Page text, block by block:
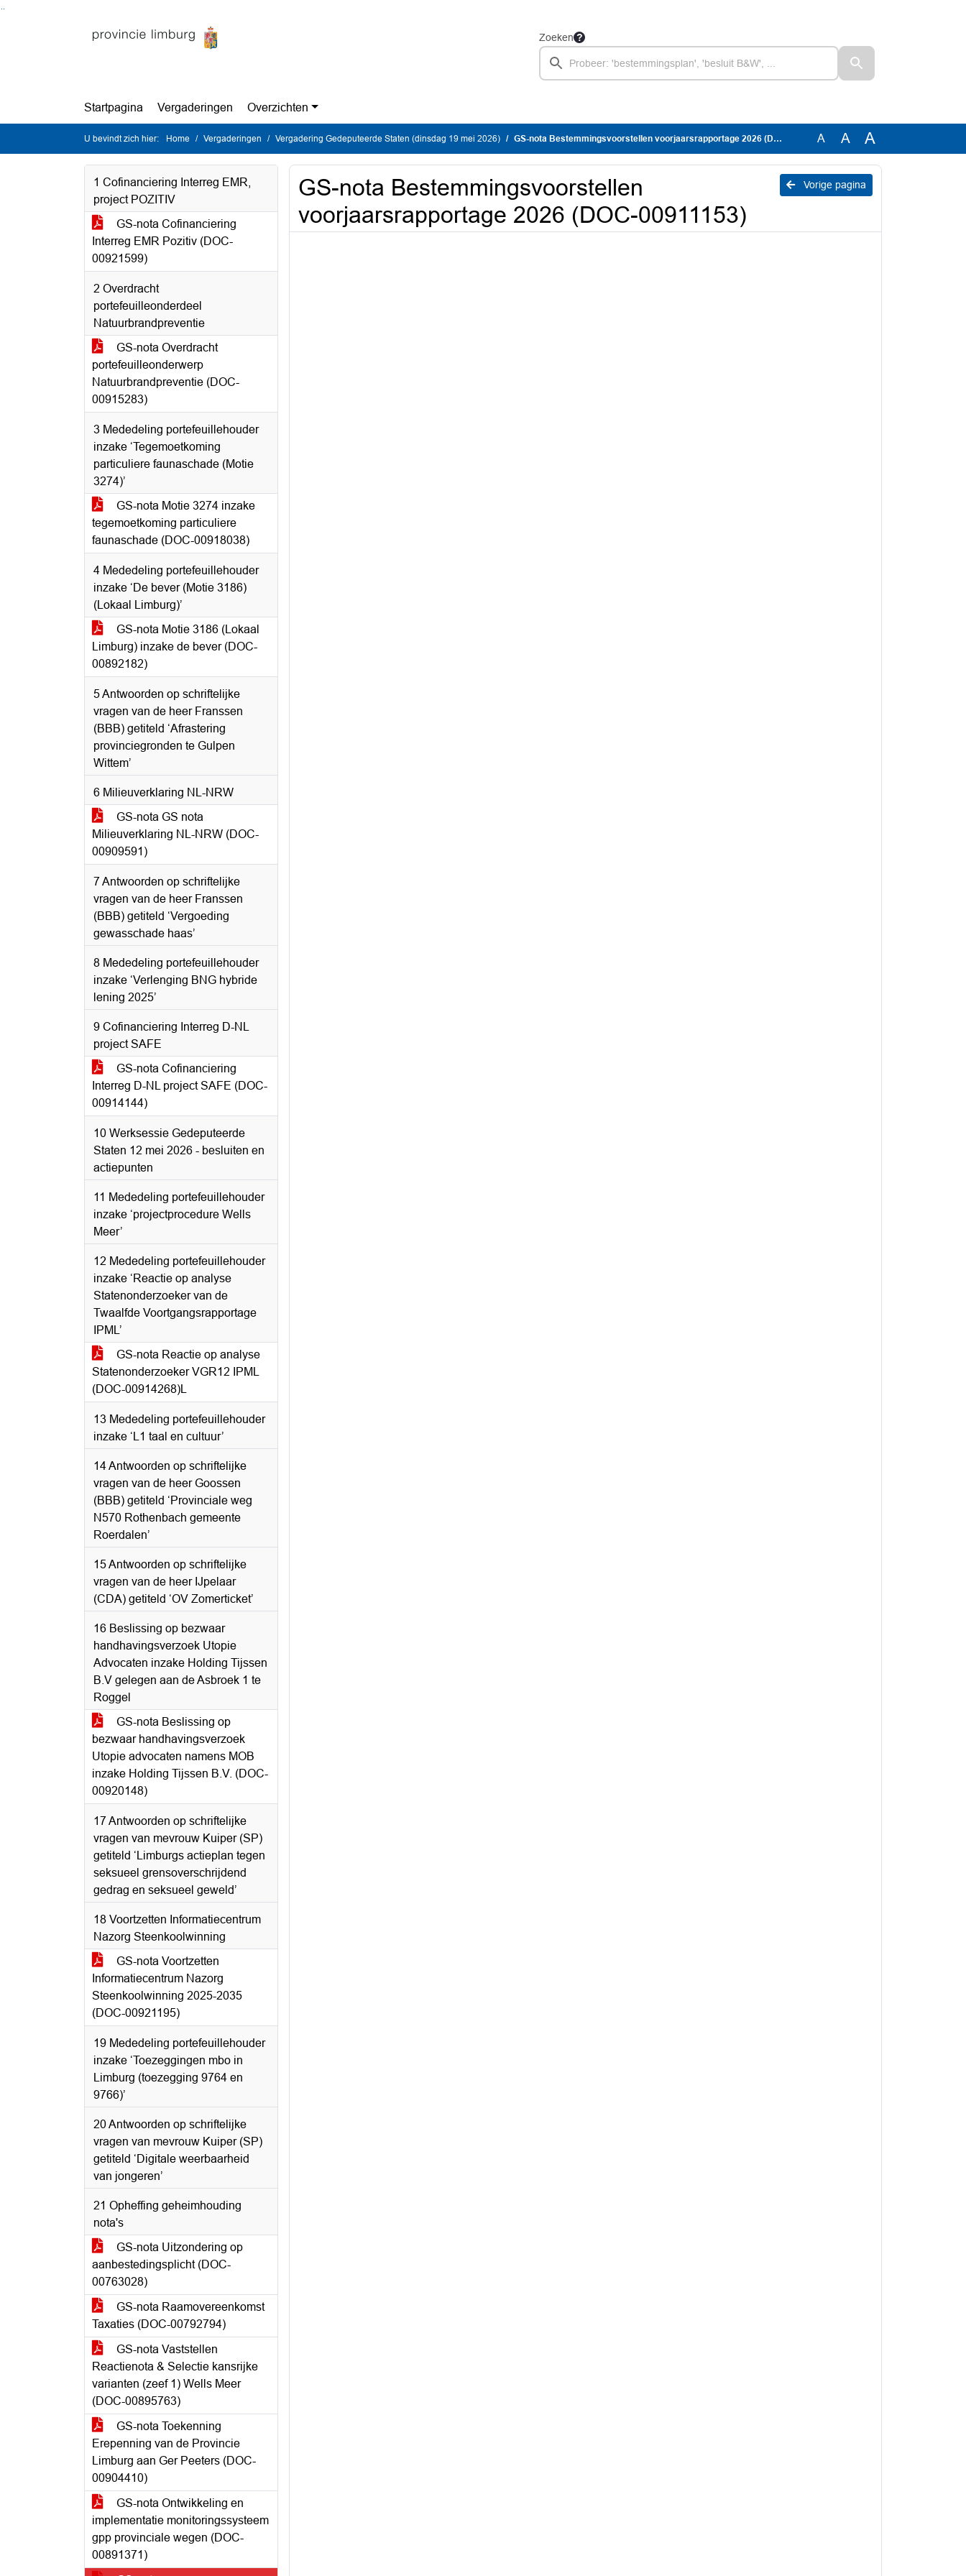
Zoeken
Startpagina Vergaderingen Overzichten
U bevindt zich hier: Home Vergaderingen Vergadering Gedeputeerde Staten (dinsdag 19 mei 2026) GS-nota Bestemmingsvoorstellen voorjaarsrapportage 2026 (DOC-00911153) A A A
1 Cofinanciering Interreg EMR,
project POZITIV
GS-nota Cofinanciering
Interreg EMR Pozitiv (DOC-
00921599)
2 Overdracht
portefeuilleonderdeel
Natuurbrandpreventie
GS-nota Overdracht
portefeuilleonderwerp
Natuurbrandpreventie (DOC-
00915283)
3 Mededeling portefeuillehouder
inzake ‘Tegemoetkoming
particuliere faunaschade (Motie
3274)’
GS-nota Motie 3274 inzake
tegemoetkoming particuliere
faunaschade (DOC-00918038)
4 Mededeling portefeuillehouder
inzake ‘De bever (Motie 3186)
(Lokaal Limburg)’
GS-nota Motie 3186 (Lokaal
Limburg) inzake de bever (DOC-
00892182)
5 Antwoorden op schriftelijke
vragen van de heer Franssen
(BBB) getiteld ‘Afrastering
provinciegronden te Gulpen
Wittem’
6 Milieuverklaring NL-NRW
GS-nota GS nota
Milieuverklaring NL-NRW (DOC-
00909591)
7 Antwoorden op schriftelijke
vragen van de heer Franssen
(BBB) getiteld ‘Vergoeding
gewasschade haas’
8 Mededeling portefeuillehouder
inzake ‘Verlenging BNG hybride
lening 2025’
9 Cofinanciering Interreg D-NL
project SAFE
GS-nota Cofinanciering
Interreg D-NL project SAFE (DOC-
00914144)
10 Werksessie Gedeputeerde
Staten 12 mei 2026 - besluiten en
actiepunten
11 Mededeling portefeuillehouder
inzake ‘projectprocedure Wells
Meer’
12 Mededeling portefeuillehouder
inzake ‘Reactie op analyse
Statenonderzoeker van de
Twaalfde Voortgangsrapportage
IPML’
GS-nota Reactie op analyse
Statenonderzoeker VGR12 IPML
(DOC-00914268)L
13 Mededeling portefeuillehouder
inzake ‘L1 taal en cultuur’
14 Antwoorden op schriftelijke
vragen van de heer Goossen
(BBB) getiteld ‘Provinciale weg
N570 Rothenbach gemeente
Roerdalen’
15 Antwoorden op schriftelijke
vragen van de heer IJpelaar
(CDA) getiteld ‘OV Zomerticket’
16 Beslissing op bezwaar
handhavingsverzoek Utopie
Advocaten inzake Holding Tijssen
B.V gelegen aan de Asbroek 1 te
Roggel
GS-nota Beslissing op
bezwaar handhavingsverzoek
Utopie advocaten namens MOB
inzake Holding Tijssen B.V. (DOC-
00920148)
17 Antwoorden op schriftelijke
vragen van mevrouw Kuiper (SP)
getiteld ‘Limburgs actieplan tegen
seksueel grensoverschrijdend
gedrag en seksueel geweld’
18 Voortzetten Informatiecentrum
Nazorg Steenkoolwinning
GS-nota Voortzetten
Informatiecentrum Nazorg
Steenkoolwinning 2025-2035
(DOC-00921195)
19 Mededeling portefeuillehouder
inzake ‘Toezeggingen mbo in
Limburg (toezegging 9764 en
9766)’
20 Antwoorden op schriftelijke
vragen van mevrouw Kuiper (SP)
getiteld ‘Digitale weerbaarheid
van jongeren’
21 Opheffing geheimhouding
nota's
GS-nota Uitzondering op
aanbestedingsplicht (DOC-
00763028)
GS-nota Raamovereenkomst
Taxaties (DOC-00792794)
GS-nota Vaststellen
Reactienota & Selectie kansrijke
varianten (zeef 1) Wells Meer
(DOC-00895763)
GS-nota Toekenning
Erepenning van de Provincie
Limburg aan Ger Peeters (DOC-
00904410)
GS-nota Ontwikkeling en
implementatie monitoringssysteem
gpp provinciale wegen (DOC-
00891371)
Vorige pagina
GS-nota Bestemmingsvoorstellen
voorjaarsrapportage 2026 (DOC-00911153)